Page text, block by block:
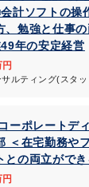
計ソフトの操
、勉強と仕事
年の安定経営
ルティング(スタ
コーポレート
＜在宅勤務や
との両立がで